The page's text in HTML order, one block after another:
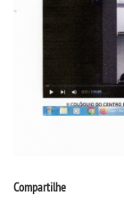
TECNOLÓGICOS
Compartilhe